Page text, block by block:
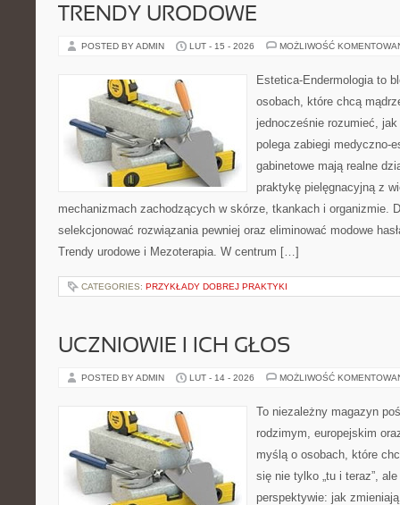
TRENDY URODOWE
POSTED BY ADMIN LUT - 15 - 2026 MOŻLIWOŚĆ
Estetica-Endermologia to
osobach, które chcą
jednocześnie rozumieć,
polega zabiegi medyczno-
gabinetowe mają realne
praktykę pielęgnacyjną z
mechanizmach zachodzących w skórze, tkankach i organizmie.
selekcjonować rozwiązania pewniej oraz eliminować modowe
Trendy urodowe i Mezoterapia. W centrum […]
CATEGORIES: PRZYKŁADY DOBREJ PRAKTYKI
UCZNIOWIE I ICH GŁOS
POSTED BY ADMIN LUT - 14 - 2026 MOŻLIWOŚĆ
To niezależny magazyn
rodzimym, europejskim
myślą o osobach, które
się nie tylko „tu i teraz”,
perspektywie: jak